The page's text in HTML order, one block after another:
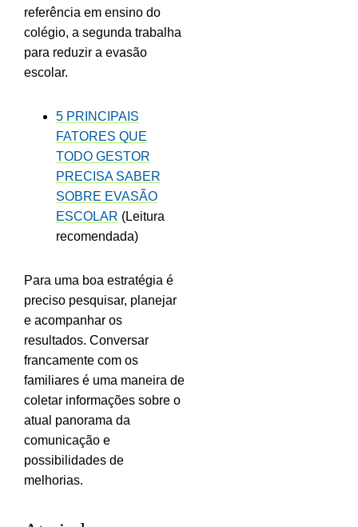
referência em ensino do
colégio, a segunda trabalha
para reduzir a evasão
escolar.
5 PRINCIPAIS
FATORES QUE
TODO GESTOR
PRECISA SABER
SOBRE EVASÃO
ESCOLAR (Leitura
recomendada)
Para uma boa estratégia é
preciso pesquisar, planejar
e acompanhar os
resultados. Conversar
francamente com os
familiares é uma maneira de
coletar informações sobre o
atual panorama da
comunicação e
possibilidades de
melhorias.